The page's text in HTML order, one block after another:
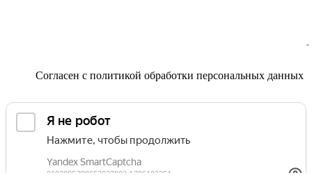
Согласен с политикой обработки персональных данных